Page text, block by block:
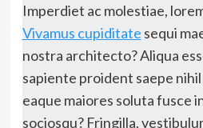
Imperdiet ac molestiae,
Vivamus cupiditate sequi
nostra architecto? Aliqua
sapiente proident saepe nihil
eaque maiores soluta fusce
sociosqu? Fringilla,